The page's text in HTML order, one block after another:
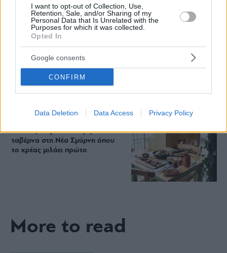
I want to opt-out of Collection, Use,
Retention, Sale, and/or Sharing of my
Personal Data that Is Unrelated with the
Purposes for which it was collected.
Opted In
Google consents
CONFIRM
Data Deletion Data Access Privacy Policy
Περιπέτεια, χαλάρωση ή δροσιά;
Βρήκαμε το ρόφημα που θα
πίνεις όλο το καλοκαίρι στα
Starbucks
Πλαζ Βάρκιζας: Ξεμπλοκάρει η
επένδυση των 15 εκατ. – Η νέα
εποχή για την ιστορική πλαζ της
Αθηναϊκής Ριβιέρας
Νόστος Μεζέ: Μια σύγχρονη
ταβέρνα στη Νέα Σμύρνη όπου
το κρέας μιλάει πρώτο
More to read